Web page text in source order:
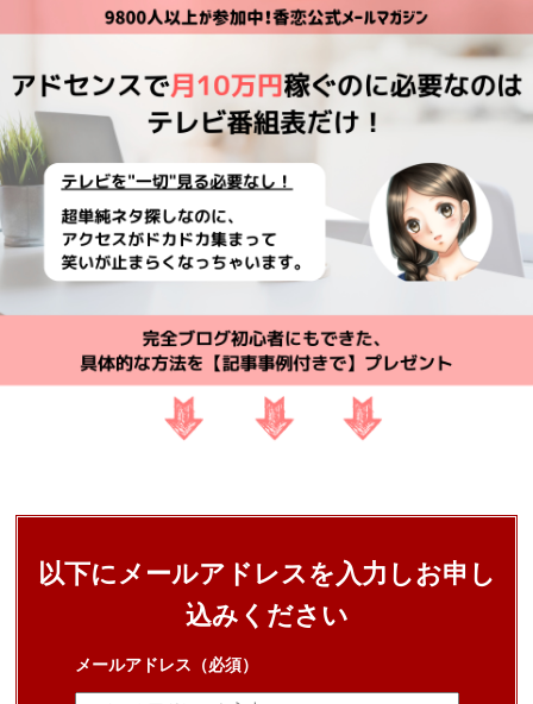
以下にメールアドレスを入力しお申し
込みください
メールアドレス （必須）